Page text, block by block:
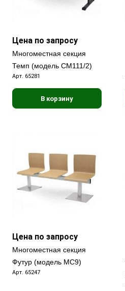
Цена по запросу
Многоместная секция
Темп (модель СМ111/2)
Арт. 65281
В корзину
Цена по запросу
Многоместная секция
Футур (модель МС9)
Арт. 65247